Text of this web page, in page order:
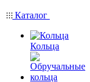
Каталог
Кольца